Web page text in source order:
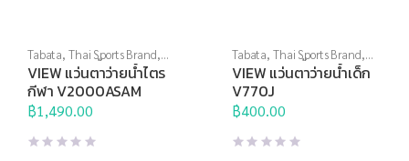
Tabata, Thai Sports Brand,
View,กีฬาทางน้ำ,แว่นตาว่าย
น้ำ,แว่นตาว่ายน้ำแข่งขัน
VIEW แว่นตาว่ายน้ำไตร
กีฬา V2000ASAM
฿1,490.00
Tabata, Thai Sports Brand,
View,กีฬาทางน้ำ,แว่นตาว่าย
น้ำ,แว่นตาว่ายน้ำทั่วไป, แว่นตา
ว่ายน้ำสำหรับเด็ก
VIEW แว่นตาว่ายน้ำเด็ก
V770J
฿400.00